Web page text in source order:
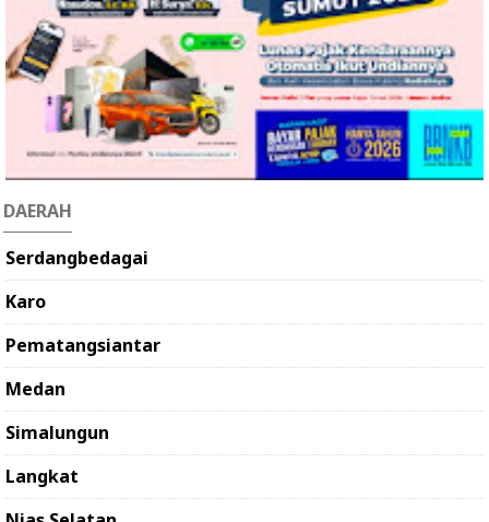
DAERAH
Serdangbedagai
Karo
Pematangsiantar
Medan
Simalungun
Langkat